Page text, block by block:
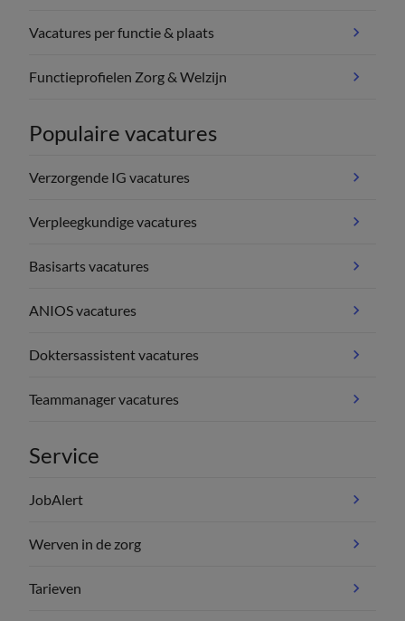
Vacatures per functie & plaats
Functieprofielen Zorg & Welzijn
Populaire vacatures
Verzorgende IG vacatures
Verpleegkundige vacatures
Basisarts vacatures
ANIOS vacatures
Doktersassistent vacatures
Teammanager vacatures
Service
JobAlert
Werven in de zorg
Tarieven